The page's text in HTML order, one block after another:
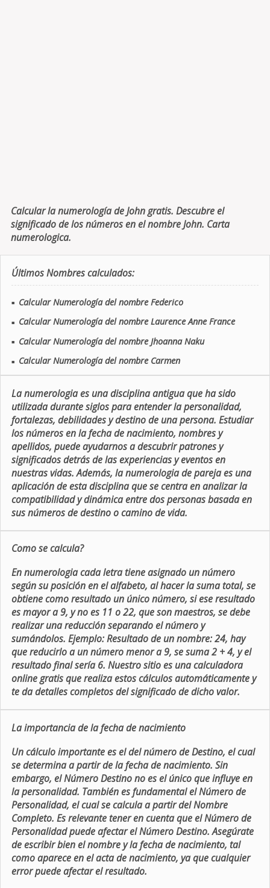
Calcular la numerología de John gratis. Descubre el
significado de los números en el nombre John. Carta
numerologica.
Últimos Nombres calculados:
■ Calcular Numerología del nombre Federico
■ Calcular Numerología del nombre Laurence Anne France
■ Calcular Numerología del nombre Jhoanna Naku
■ Calcular Numerología del nombre Carmen
La numerologia es una disciplina antigua que ha sido
utilizada durante siglos para entender la personalidad,
fortalezas, debilidades y destino de una persona. Estudiar
los números en la fecha de nacimiento, nombres y
apellidos, puede ayudarnos a descubrir patrones y
significados detrás de las experiencias y eventos en
nuestras vidas. Además, la numerologia de pareja es una
aplicación de esta disciplina que se centra en analizar la
compatibilidad y dinámica entre dos personas basada en
sus números de destino o camino de vida.
Como se calcula?
En numerologia cada letra tiene asignado un número
según su posición en el alfabeto, al hacer la suma total, se
obtiene como resultado un único número, si ese resultado
es mayor a 9, y no es 11 o 22, que son maestros, se debe
realizar una reducción separando el número y
sumándolos. Ejemplo: Resultado de un nombre: 24, hay
que reducirlo a un número menor a 9, se suma 2 + 4, y el
resultado final sería 6. Nuestro sitio es una calculadora
online gratis que realiza estos cálculos automáticamente y
te da detalles completos del significado de dicho valor.
La importancia de la fecha de nacimiento
Un cálculo importante es el del número de Destino, el cual
se determina a partir de la fecha de nacimiento. Sin
embargo, el Número Destino no es el único que influye en
la personalidad. También es fundamental el Número de
Personalidad, el cual se calcula a partir del Nombre
Completo. Es relevante tener en cuenta que el Número de
Personalidad puede afectar el Número Destino. Asegúrate
de escribir bien el nombre y la fecha de nacimiento, tal
como aparece en el acta de nacimiento, ya que cualquier
error puede afectar el resultado.